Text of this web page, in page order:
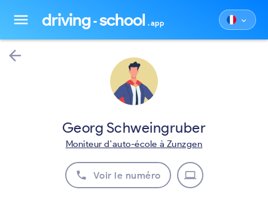
menu driving school .app keyboard_arrow_down
arrow_back
Georg Schweingruber
Moniteur d'auto-école à Zunzgen
phone Voir le numéro laptop